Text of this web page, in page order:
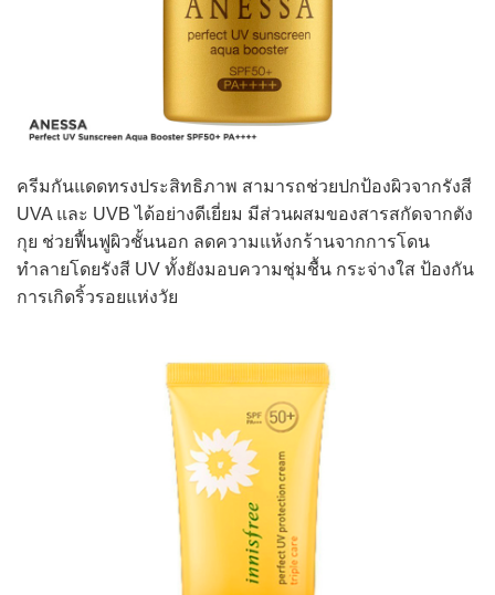
ครีมกันแดดทรงประสิทธิภาพ สามารถช่วยปกป้องผิวจากรังสี
UVA และ UVB ได้อย่างดีเยี่ยม มีส่วนผสมของสารสกัดจากตัง
กุย ช่วยฟื้นฟูผิวชั้นนอก ลดความแห้งกร้านจากการโดน
ทำลายโดยรังสี UV ทั้งยังมอบความชุ่มชื้น กระจ่างใส ป้องกัน
การเกิดริ้วรอยแห่งวัย